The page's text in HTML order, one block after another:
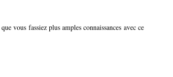
vous fassiez plus amples connaissances avec ce